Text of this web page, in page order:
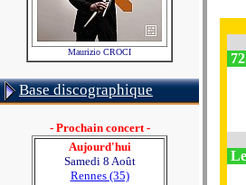
Maurizio CROCI
Base discographique
- Prochain concert -
Aujourd'hui
Samedi 8 Août
Rennes (35)